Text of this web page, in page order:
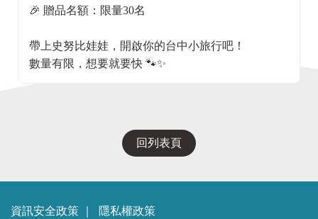
🎉 贈品名額：限量30名
帶上史努比娃娃，開啟你的台中小旅行吧！
數量有限，想要就要快 🐾✨
回列表頁
資訊安全政策 隱私權政策